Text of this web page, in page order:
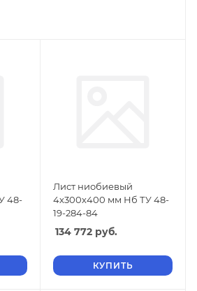
48-
Лист ниобиевый
4х300х400 мм Нб ТУ 48-
19-284-84
134 772 руб.
КУПИТЬ